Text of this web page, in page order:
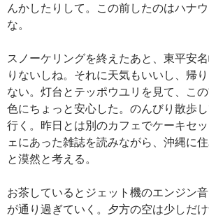
んかしたりして。この前したのはハナ
な。
スノーケリングを終えたあと、東平安
りないしね。それに天気もいいし、帰
ない。灯台とテッポウユリを見て、こ
色にちょっと安心した。のんびり散歩
行く。昨日とは別のカフェでケーキセ
ェにあった雑誌を読みながら、沖縄に
と漠然と考える。
お茶しているとジェット機のエンジン
が通り過ぎていく。夕方の空は少しだ